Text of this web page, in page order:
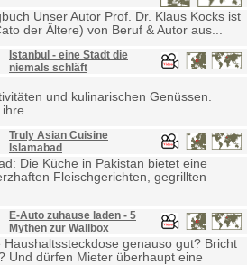
Unser Autor Prof. Dr. Klaus Kocks ist
der Ältere) von Beruf & Autor aus...
Istanbul - eine Stadt die
niemals schläft
und kulinarischen Genüssen.
Truly Asian Cuisine
Islamabad
Die Küche in Pakistan bietet eine
Fleischgerichten, gegrillten
E-Auto zuhause laden - 5
Mythen zur Wallbox
genauso gut? Bricht
Und dürfen Mieter überhaupt eine